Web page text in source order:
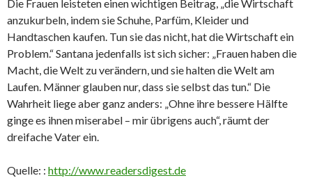
Die Frauen leisteten einen wichtigen Beitrag, „die Wirtschaft
anzukurbeln, indem sie Schuhe, Parfüm, Kleider und
Handtaschen kaufen. Tun sie das nicht, hat die Wirtschaft ein
Problem.“ Santana jedenfalls ist sich sicher: „Frauen haben die
Macht, die Welt zu verändern, und sie halten die Welt am
Laufen. Männer glauben nur, dass sie selbst das tun.“ Die
Wahrheit liege aber ganz anders: „Ohne ihre bessere Hälfte
ginge es ihnen miserabel – mir übrigens auch“, räumt der
dreifache Vater ein.
Quelle: : http://www.readersdigest.de